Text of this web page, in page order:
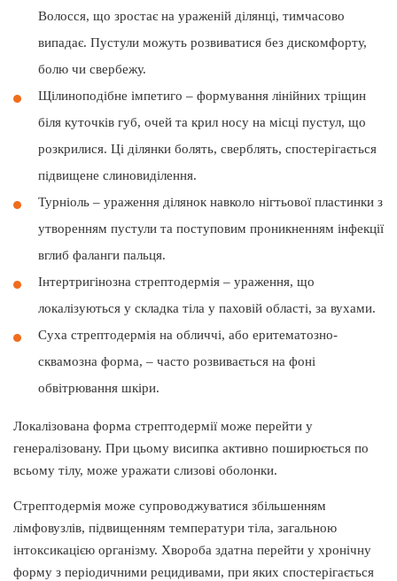
Волосся, що зростає на ураженій ділянці, тимчасово
випадає. Пустули можуть розвиватися без дискомфорту,
болю чи свербежу.
Щілиноподібне імпетиго – формування лінійних тріщин
біля куточків губ, очей та крил носу на місці пустул, що
розкрилися. Ці ділянки болять, сверблять, спостерігається
підвищене слиновиділення.
Турніоль – ураження ділянок навколо нігтьової пластинки з
утворенням пустули та поступовим проникненням інфекції
вглиб фаланги пальця.
Інтертригінозна стрептодермія – ураження, що
локалізуються у складка тіла у паховій області, за вухами.
Суха стрептодермія на обличчі, або еритематозно-
сквамозна форма, – часто розвивається на фоні
обвітрювання шкіри.
Локалізована форма стрептодермії може перейти у
генералізовану. При цьому висипка активно поширюється по
всьому тілу, може уражати слизові оболонки.
Стрептодермія може супроводжуватися збільшенням
лімфовузлів, підвищенням температури тіла, загальною
інтоксикацією організму. Хвороба здатна перейти у хронічну
форму з періодичними рецидивами, при яких спостерігається